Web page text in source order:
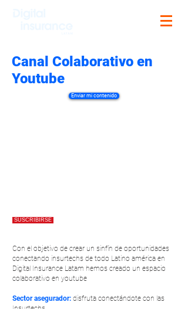
Canal Colaborativo en
Youtube
Enviar mi contenido
SUSCRIBIRSE
Con el objetivo de crear un sinfín de oportunidades
conectando insurtechs de todo Latino américa en
Digital Insurance Latam hemos creado un espacio
colaborativo en youtube
Sector asegurador: disfruta conectándote con las